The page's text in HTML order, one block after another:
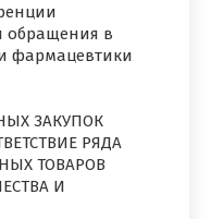
обращения в
фармацевтики
ЗАКУПОК
РЯДА
ТОВАРОВ
И